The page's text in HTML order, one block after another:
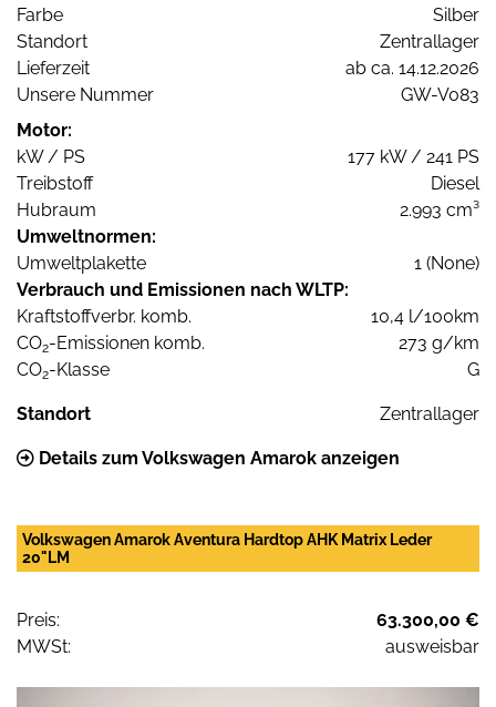
Farbe
Silber
Standort
Zentrallager
Lieferzeit
ab ca. 14.12.2026
Unsere Nummer
GW-V083
Motor:
kW / PS
177 kW / 241 PS
Treibstoff
Diesel
Hubraum
2.993 cm³
Umweltnormen:
Umweltplakette
1 (None)
Verbrauch und Emissionen nach WLTP:
Kraftstoffverbr. komb.
10,4 l/100km
CO2-Emissionen komb.
273 g/km
CO2-Klasse G
Standort Zentrallager
Details zum Volkswagen Amarok anzeigen
Volkswagen Amarok Aventura Hardtop AHK Matrix Leder
20"LM
Preis:
63.300,00 €
MWSt:
ausweisbar